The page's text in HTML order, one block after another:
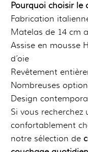
Pourquoi choisir le
Fabrication
Matelas de 14 cm
Assise en mousse
d’oie
Revêtement
Nombreuses
Design
Si vous
confortablement
notre sélection de